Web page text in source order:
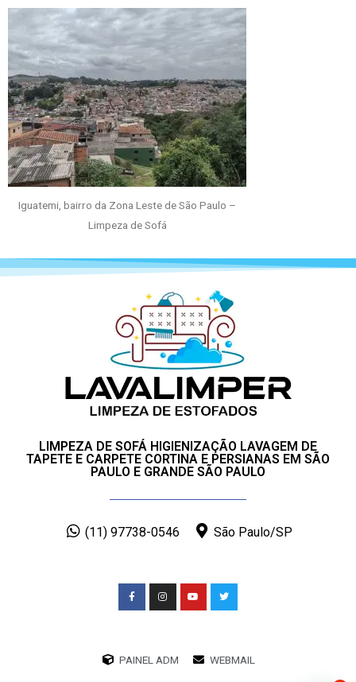
Iguatemi, bairro da Zona Leste de São Paulo –
Limpeza de Sofá
LIMPEZA DE SOFÁ HIGIENIZAÇÃO LAVAGEM DE
TAPETE E CARPETE CORTINA E PERSIANAS EM SÃO
PAULO E GRANDE SÃO PAULO
(11) 97738-0546 São Paulo/SP
PAINEL ADM WEBMAIL